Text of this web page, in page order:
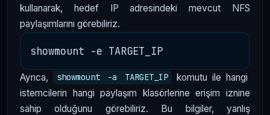
kullanarak, hedef IP adresindeki mevcut NFS
paylaşımlarını görebiliriz.
Ayrıca, showmount -a TARGET_IP
komutu ile hangi
istemcilerin hangi paylaşım klasörlerine erişim iznine
sahip olduğunu görebiliriz. Bu bilgiler, yanlış